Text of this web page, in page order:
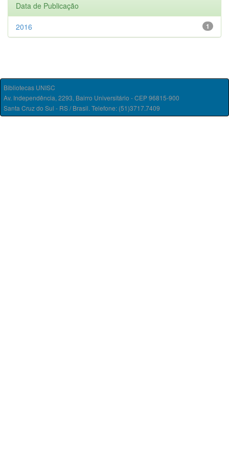
Data de Publicação
1
2016
Bibliotecas UNISC
Av. Independência, 2293, Bairro Universitário - CEP 96815-900
Santa Cruz do Sul - RS / Brasil. Telefone: (51)3717.7409